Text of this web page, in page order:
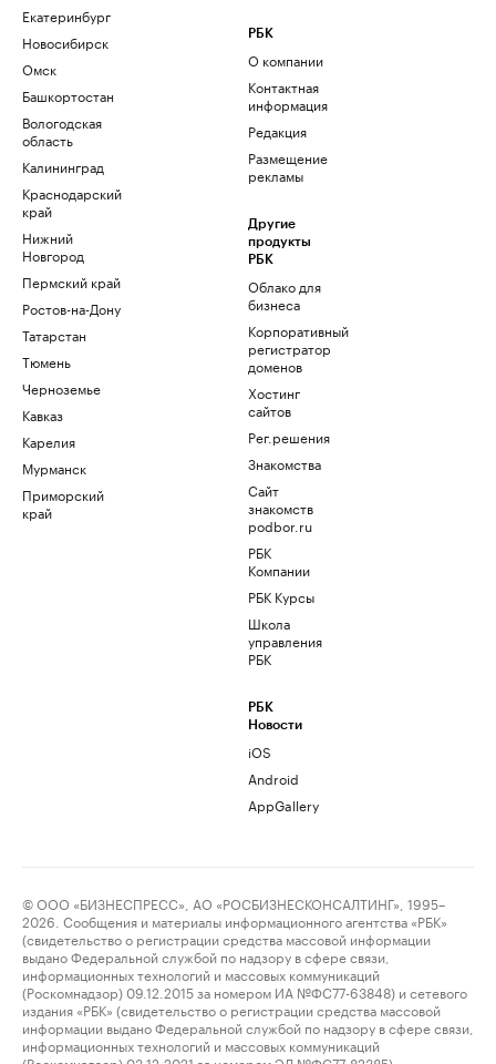
Екатеринбург
Новосибирск
Омск
Башкортостан
Вологодская
область
Калининград
Краснодарский
край
Нижний
Новгород
Пермский край
Ростов-на-Дону
Татарстан
Тюмень
Черноземье
Кавказ
Карелия
Мурманск
Приморский
край
РБК
О компании
Контактная
информация
Редакция
Размещение
рекламы
Другие
продукты
РБК
Облако для
бизнеса
Корпоративный
регистратор
доменов
Хостинг
сайтов
Рег.решения
Знакомства
Сайт
знакомств
podbor.ru
РБК
Компании
РБК Курсы
Школа
управления
РБК
РБК
Новости
iOS
Android
AppGallery
© ООО «БИЗНЕСПРЕСС», АО «РОСБИЗНЕСКОНСАЛТИНГ», 1995–
2026. Сообщения и материалы информационного агентства «РБК»
(свидетельство о регистрации средства массовой информации
выдано Федеральной службой по надзору в сфере связи,
информационных технологий и массовых коммуникаций
(Роскомнадзор) 09.12.2015 за номером ИА №ФС77-63848) и сетевого
издания «РБК» (свидетельство о регистрации средства массовой
информации выдано Федеральной службой по надзору в сфере связи,
информационных технологий и массовых коммуникаций